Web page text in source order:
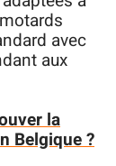
avec
aux
la
Belgique ?